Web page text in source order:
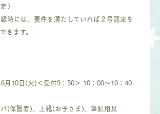
）
には、要件を満たしていれば２号認定を
きます。
10日(火)＜受付9：50＞ 10：00～10：40
(保護者)、上靴(お子さま)、筆記用具